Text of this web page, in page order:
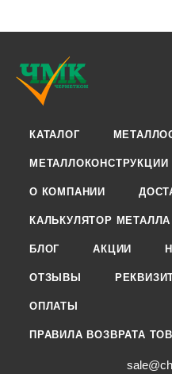
КАТАЛОГ
МЕТАЛЛОКОНСТРУКЦИИ
О КОМПАНИИ
КАЛЬКУЛЯТОР МЕТАЛЛА
БЛОГ АКЦИИ
ОТЗЫВЫ
ОПЛАТЫ
ПРАВИЛА ВОЗВРАТА